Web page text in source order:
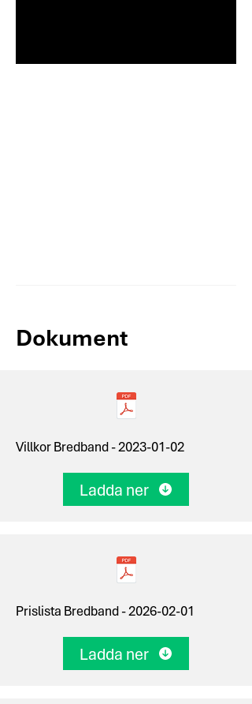
Dokument
Villkor Bredband -2023-01-02
Ladda ner
Prislista Bredband -2026-02-01
Ladda ner